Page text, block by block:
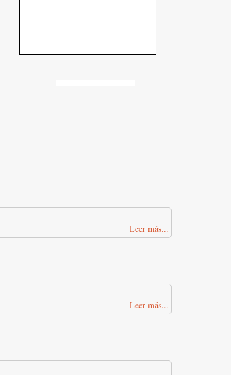
Leer más...
Leer más...